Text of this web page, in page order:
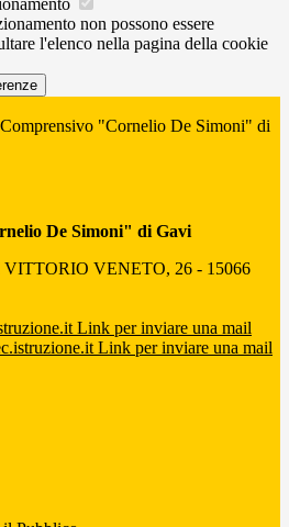
non possono essere
l'elenco nella pagina della cookie
"Cornelio De Simoni" di
De Simoni" di Gavi
VENETO, 26 - 15066
Link per inviare una mail
Link per inviare una mail